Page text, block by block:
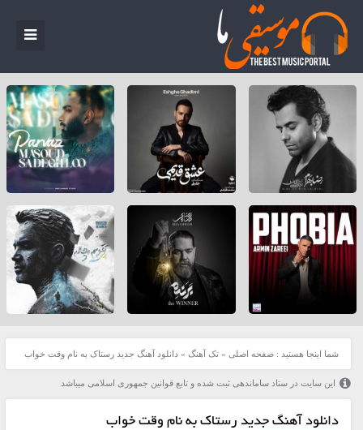
شما اینجا هستید : صفحه اصلی » تک آهنگ » دانلود آهنگ جدید رستاک به نام وقت خواب
این سایت در ستاد ساماندهی ثبت شده و تابع قوانین جمهوری اسلامی میباشد
دانلود آهنگ جدید رستاک به نام وقت خواب